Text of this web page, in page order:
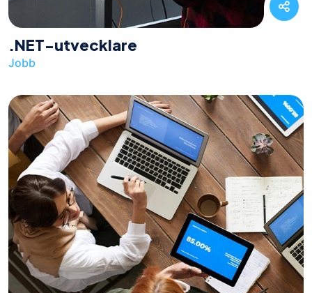
.NET-utvecklare
Jobb